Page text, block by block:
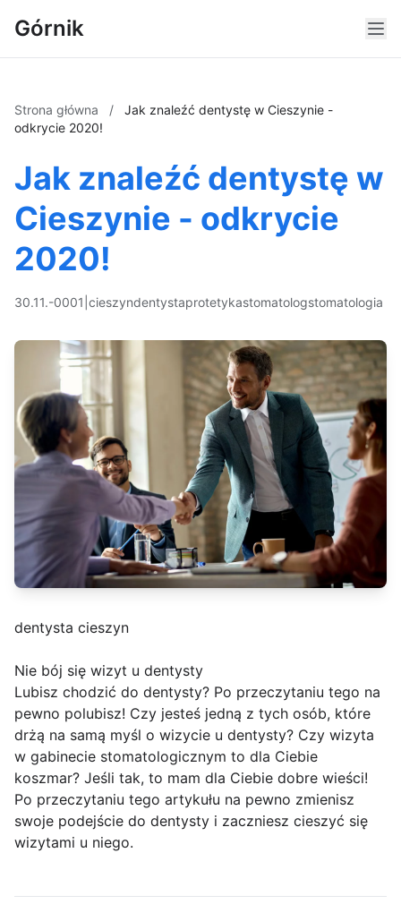
Górnik
Strona główna /
Jak znaleźć dentystę w Cieszynie -
odkrycie 2020!
Jak znaleźć dentystę w
Cieszynie - odkrycie
2020!
30.11.-0001 cieszyndentystaprotetykastomatologstomatologia
dentysta cieszyn
Nie bój się wizyt u dentysty
Lubisz chodzić do dentysty? Po przeczytaniu tego na
pewno polubisz! Czy jesteś jedną z tych osób, które
drżą na samą myśl o wizycie u dentysty? Czy wizyta
w gabinecie stomatologicznym to dla Ciebie
koszmar? Jeśli tak, to mam dla Ciebie dobre wieści!
Po przeczytaniu tego artykułu na pewno zmienisz
swoje podejście do dentysty i zaczniesz cieszyć się
wizytami u niego.